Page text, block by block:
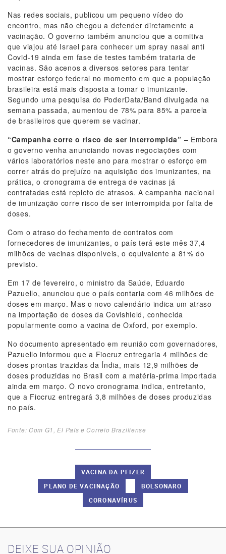
Nas redes sociais, publicou um pequeno vídeo do
encontro, mas não chegou a defender diretamente a
vacinação. O governo também anunciou que a comitiva
que viajou até Israel para conhecer um spray nasal anti
Covid-19 ainda em fase de testes também trataria de
vacinas. São acenos a diversos setores para tentar
mostrar esforço federal no momento em que a população
brasileira está mais disposta a tomar o imunizante.
Segundo uma pesquisa do PoderData/Band divulgada na
semana passada, aumentou de 78% para 85% a parcela
de brasileiros que querem se vacinar.
“Campanha corre o risco de ser interrompida” – Embora
o governo venha anunciando novas negociações com
vários laboratórios neste ano para mostrar o esforço em
correr atrás do prejuízo na aquisição dos imunizantes, na
prática, o cronograma de entrega de vacinas já
contratadas está repleto de atrasos. A campanha nacional
de imunização corre risco de ser interrompida por falta de
doses.
Com o atraso do fechamento de contratos com
fornecedores de imunizantes, o país terá este mês 37,4
milhões de vacinas disponíveis, o equivalente a 81% do
previsto.
Em 17 de fevereiro, o ministro da Saúde, Eduardo
Pazuello, anunciou que o país contaria com 46 milhões de
doses em março. Mas o novo calendário indica um atraso
na importação de doses da Covishield, conhecida
popularmente como a vacina de Oxford, por exemplo.
No documento apresentado em reunião com governadores,
Pazuello informou que a Fiocruz entregaria 4 milhões de
doses prontas trazidas da Índia, mais 12,9 milhões de
doses produzidas no Brasil com a matéria-prima importada
ainda em março. O novo cronograma indica, entretanto,
que a Fiocruz entregará 3,8 milhões de doses produzidas
no país.
Fonte: Com G1, El País e Correio Braziliense
VACINA DA PFIZER
PLANO DE VACINAÇÃO
BOLSONARO
CORONAVÍRUS
DEIXE SUA OPINIÃO